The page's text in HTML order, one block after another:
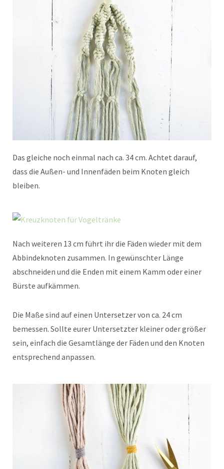
Das gleiche noch einmal nach ca. 34 cm. Achtet darauf,
dass die Außen- und Innenfäden beim Knoten gleich
bleiben.
Nach weiteren 13 cm führt ihr die Fäden wieder mit dem
Abbindeknoten zusammen. In gewünschter Länge
abschneiden und die Enden mit einem Kamm oder einer
Bürste aufkämmen.
Die Maße sind auf einen Untersetzer von ca. 24 cm
bemessen. Sollte eurer Untersetzter kleiner oder größer
sein, einfach die Gesamtlänge der Fäden und den Knoten
entsprechend anpassen.